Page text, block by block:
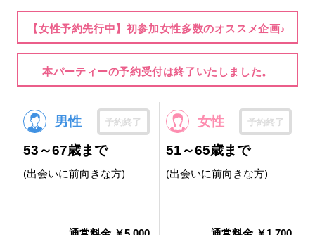
【女性予約先行中】初参加女性多数のオススメ企画♪
本パーティーの予約受付は終了いたしました。
男性 予約終了
53～67歳まで
(出会いに前向きな方)
女性 予約終了
51～65歳まで
(出会いに前向きな方)